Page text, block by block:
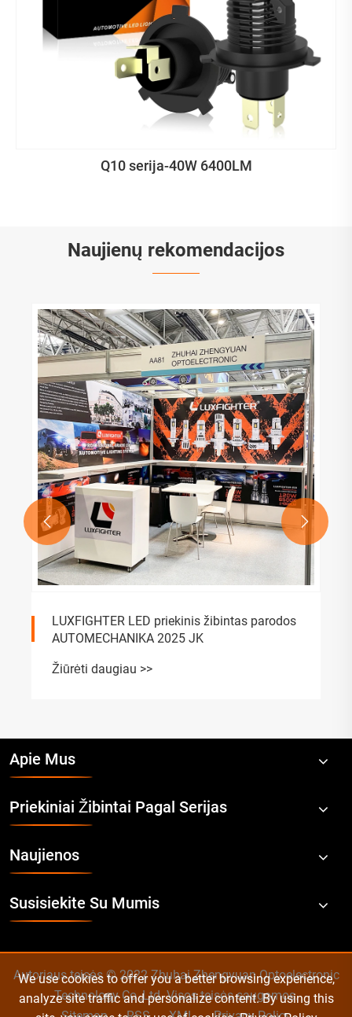
Q10 serija-40W 6400LM
Naujienų rekomendacijos
LUXFIGHTER LED priekinis žibintas parodos
AUTOMECHANIKA 2025 JK
Žiūrėti daugiau >>
 
Apie Mus
Priekiniai Žibintai Pagal Serijas
Naujienos
Susisiekite Su Mumis
Autoriaus teisės © 2022 Zhuhai Zhengyuan Optoelectronic
Technology Co.,Ltd. Visos teisės saugomos.
We use cookies to offer you a better browsing experience,
analyze site traffic and personalize content. By using this